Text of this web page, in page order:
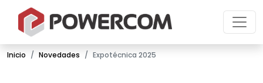
Inicio Novedades Expotécnica 2025